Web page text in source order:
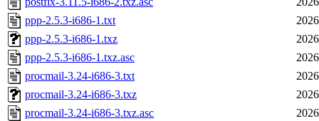
ppp-2.5.3-i686-1.txt
ppp-2.5.3-i686-1.txz
ppp-2.5.3-i686-1.txz.asc
procmail-3.24-i686-3.txt
procmail-3.24-i686-3.txz
procmail-3.24-i686-3.txz.asc